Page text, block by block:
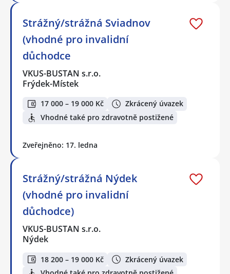
Strážný/strážná Sviadnov
(vhodné pro invalidní
důchodce
VKUS-BUSTAN s.r.o.
Frýdek-Místek
17 000 – 19 000 Kč
Zkrácený úvazek
Vhodné také pro zdravotně postižené
Zveřejněno: 17. ledna
Strážný/strážná Nýdek
(vhodné pro invalidní
důchodce)
VKUS-BUSTAN s.r.o.
Nýdek
18 200 – 19 000 Kč
Zkrácený úvazek